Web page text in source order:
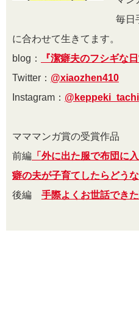
毎日
に合わせて生きてます。
blog：
『潔癖夫のフシギな日
Twitter： @xiaozhen410
Instagram： @keppeki_tachi
マママンガ賞の受賞作品
前編 「外に出た服で布団に
癖の夫が子育てしたらどう
後編 手際よくお世話でき